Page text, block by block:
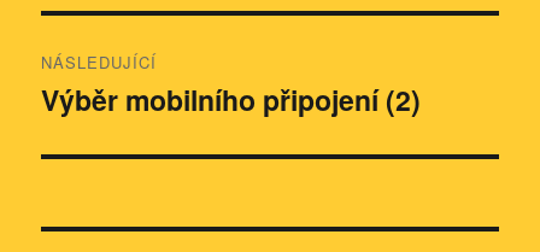
NÁSLEDUJÍCÍ
Následující
Výběr mobilního připojení (2)